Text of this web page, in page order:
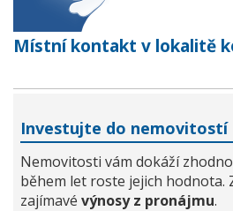
Místní kontakt v lokalitě
Investujte do nemovitostí
Nemovitosti vám dokáží
během let roste jejich hodnota.
zajímavé výnosy z pronájmu.